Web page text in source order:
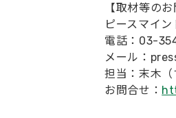
【取材等の
ピースマイ
電話：03-
メール：
担当：末木（
お問合せ：